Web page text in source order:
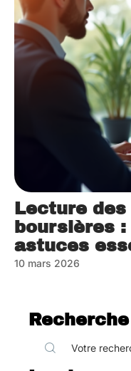
Lecture
boursières
astuces
10 mars 2026
Recherche